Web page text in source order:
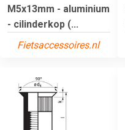
M5x13mm - aluminium
- cilinderkop (...
Fietsaccessoires.nl